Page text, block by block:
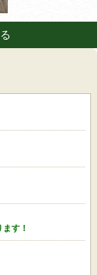
す！